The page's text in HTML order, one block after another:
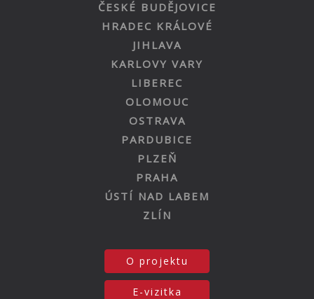
ČESKÉ BUDĚJOVICE
HRADEC KRÁLOVÉ
JIHLAVA
KARLOVY VARY
LIBEREC
OLOMOUC
OSTRAVA
PARDUBICE
PLZEŇ
PRAHA
ÚSTÍ NAD LABEM
ZLÍN
O projektu
E-vizitka